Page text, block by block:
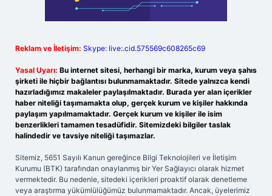
Reklam ve İletişim: Skype: live:.cid.575569c608265c69
Yasal Uyarı: Bu internet sitesi, herhangi bir marka, kurum veya şahıs
şirketi ile hiçbir bağlantısı bulunmamaktadır. Sitede yalnızca kendi
hazırladığımız makaleler paylaşılmaktadır. Burada yer alan içerikler
haber niteliği taşımamakta olup, gerçek kurum ve kişiler hakkında
paylaşım yapılmamaktadır. Gerçek kurum ve kişiler ile isim
benzerlikleri tamamen tesadüfidir. Sitemizdeki bilgiler taslak
halindedir ve tavsiye niteliği taşımazlar.
Sitemiz, 5651 Sayılı Kanun gereğince Bilgi Teknolojileri ve İletişim
Kurumu (BTK) tarafından onaylanmış bir Yer Sağlayıcı olarak hizmet
vermektedir. Bu nedenle, sitedeki içerikleri proaktif olarak denetleme
veya araştırma yükümlülüğümüz bulunmamaktadır. Ancak, üyelerimiz